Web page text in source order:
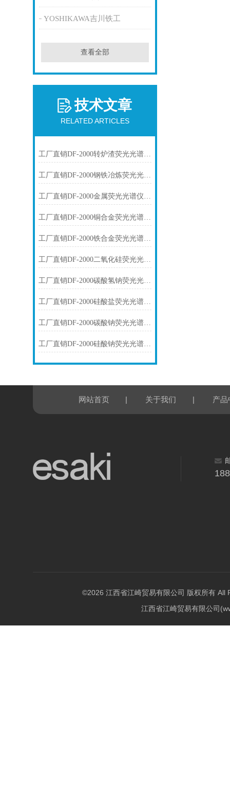
YOSHIKAWA吉川铁工
查看全部
技术文章
RELATED ARTICLES
工厂直销DF-2000转炉渣荧光光谱仪技术参数
工厂直销DF-2000钢铁冶炼荧光光谱仪技术参数
工厂直销DF-2000金属荧光光谱仪技术参数
工厂直销DF-2000铜合金荧光光谱仪技术参数
工厂直销DF-2000铁合金荧光光谱仪技术参数
工厂直销DF-2000二氧化硅荧光光谱仪技术参数
工厂直销DF-2000碳酸氢钠荧光光谱仪技术参数
工厂直销DF-2000硅酸盐荧光光谱仪技术参数
工厂直销DF-2000碳酸钠荧光光谱仪技术参数
工厂直销DF-2000硅酸钠荧光光谱仪技术参数
网站首页 | 关于我们 | 产品
©2026 江西省江崎贸易有限公司 版权所有 All
江西省江崎贸易有限公司